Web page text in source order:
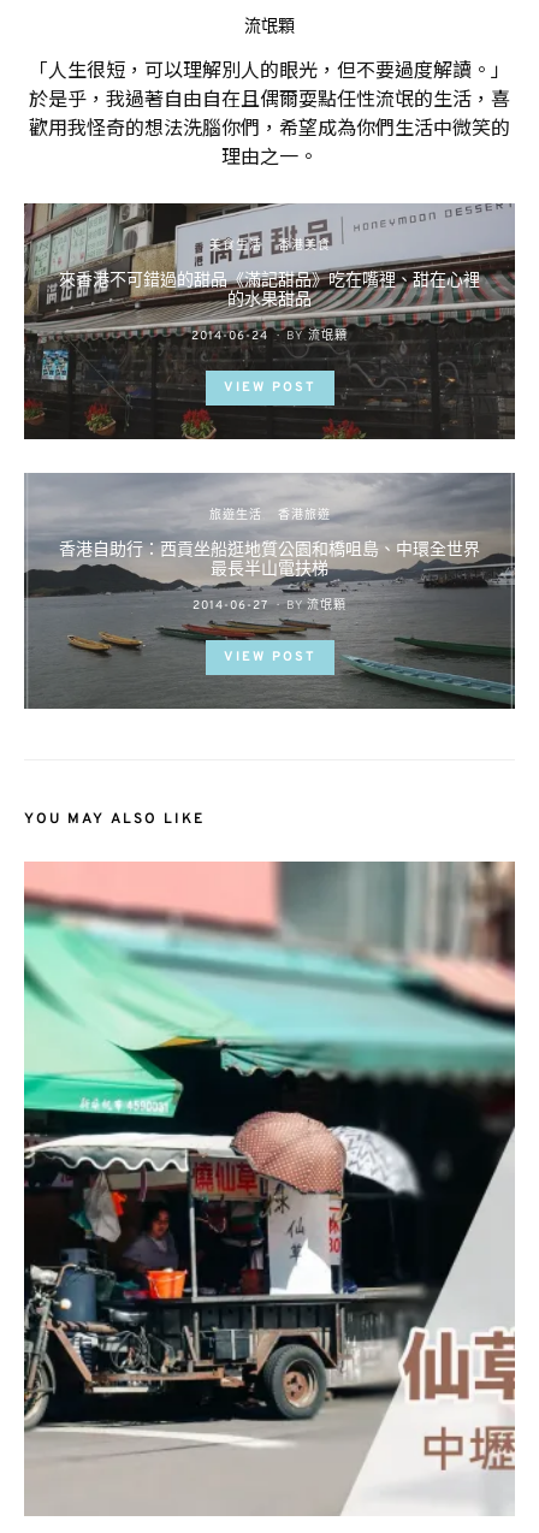
流氓顆
「人生很短，可以理解別人的眼光，但不要過度解讀。」
於是乎，我過著自由自在且偶爾耍點任性流氓的生活，喜
歡用我怪奇的想法洗腦你們，希望成為你們生活中微笑的
理由之一。
美食生活 香港美食
來香港不可錯過的甜品《滿記甜品》吃在嘴裡、甜在心裡
的水果甜品
POSTED
ON
2014-06-24 BY 流氓顆
VIEW POST
旅遊生活 香港旅遊
香港自助行：西貢坐船逛地質公園和橋咀島、中環全世界
最長半山電扶梯
POSTED
ON
2014-06-27 BY 流氓顆
VIEW POST
YOU MAY ALSO LIKE